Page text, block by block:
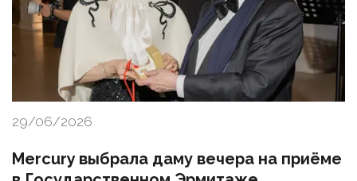
29/06/2026
Mercury выбрала даму вечера на приёме